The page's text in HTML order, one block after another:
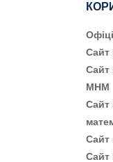
Сайт
Сайт
МНМ
Сайт
Сайт
Сайт